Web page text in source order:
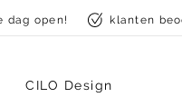
dag open! klanten
CILO Design